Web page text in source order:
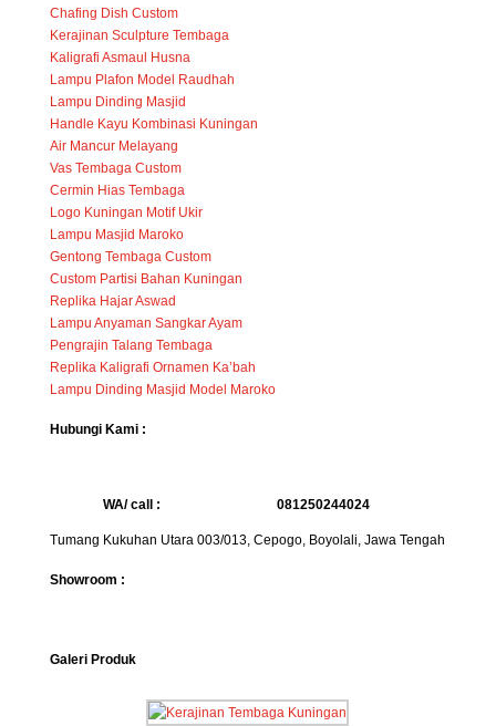
Chafing Dish Custom
Kerajinan Sculpture Tembaga
Kaligrafi Asmaul Husna
Lampu Plafon Model Raudhah
Lampu Dinding Masjid
Handle Kayu Kombinasi Kuningan
Air Mancur Melayang
Vas Tembaga Custom
Cermin Hias Tembaga
Logo Kuningan Motif Ukir
Lampu Masjid Maroko
Gentong Tembaga Custom
Custom Partisi Bahan Kuningan
Replika Hajar Aswad
Lampu Anyaman Sangkar Ayam
Pengrajin Talang Tembaga
Replika Kaligrafi Ornamen Ka’bah
Lampu Dinding Masjid Model Maroko
Hubungi Kami :
WA/ call : 081250244024
Tumang Kukuhan Utara 003/013, Cepogo, Boyolali, Jawa Tengah
Showroom :
Galeri Produk